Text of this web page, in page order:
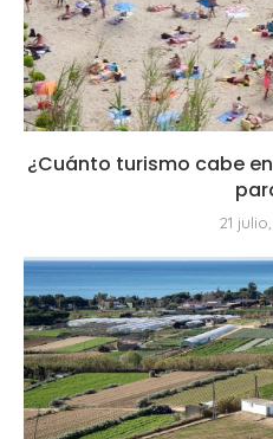
¿Cuánto turismo cabe
21